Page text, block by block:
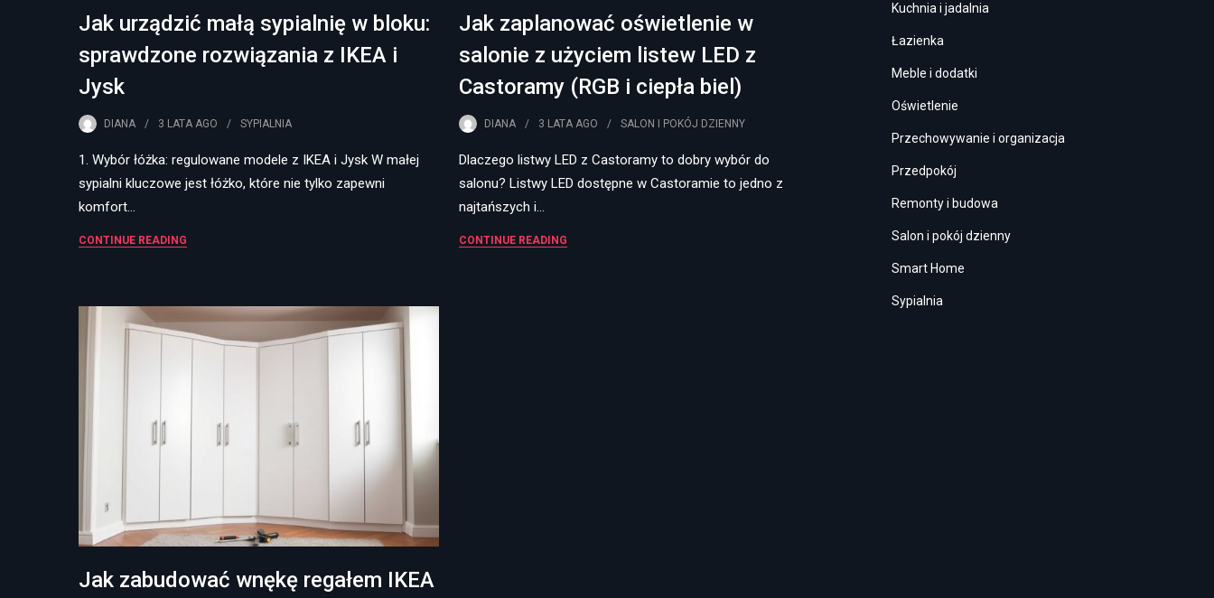
Jak urządzić małą sypialnię w bloku:
sprawdzone rozwiązania z IKEA i
Jysk
DIANA 3 LATA AGO SYPIALNIA
1. Wybór łóżka: regulowane modele z IKEA i Jysk W małej
sypialni kluczowe jest łóżko, które nie tylko zapewni
komfort…
CONTINUE READING
Jak zaplanować oświetlenie w
salonie z użyciem listew LED z
Castoramy (RGB i ciepła biel)
DIANA 3 LATAAGO SALON I POKÓJ DZIENNY
Dlaczego listwy LED z Castoramy to dobry wybór do
salonu? Listwy LED dostępne w Castoramie to jedno z
najtańszych i…
CONTINUE READING
Jak zabudować wnękę regałem IKEA
Kuchnia i jadalnia
Łazienka
Meble i dodatki
Oświetlenie
Przechowywanie i organizacja
Przedpokój
Remonty i budowa
Salon i pokój dzienny
Smart Home
Sypialnia